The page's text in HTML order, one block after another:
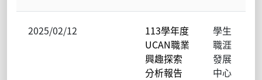
2025/02/12
113學年度
UCAN職業
興趣探索
分析報告
學生
職涯
發展
中心